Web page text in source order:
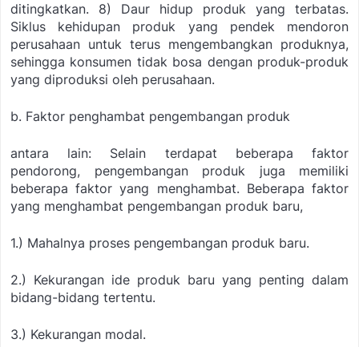
ditingkatkan.
8) Daur hidup produk yang terbatas.
Siklus kehidupan produk yang pendek mendoron
perusahaan untuk terus mengembangkan produknya,
sehingga konsumen tidak bosa dengan produk-produk
yang diproduksi oleh perusahaan.
b. Faktor penghambat pengembangan produk
antara lain: Selain terdapat beberapa faktor
pendorong, pengembangan produk juga memiliki
beberapa faktor yang menghambat. Beberapa faktor
yang menghambat pengembangan produk baru,
1.) Mahalnya proses pengembangan produk baru.
2.) Kekurangan ide produk baru yang penting dalam
bidang-bidang tertentu.
3.) Kekurangan modal.